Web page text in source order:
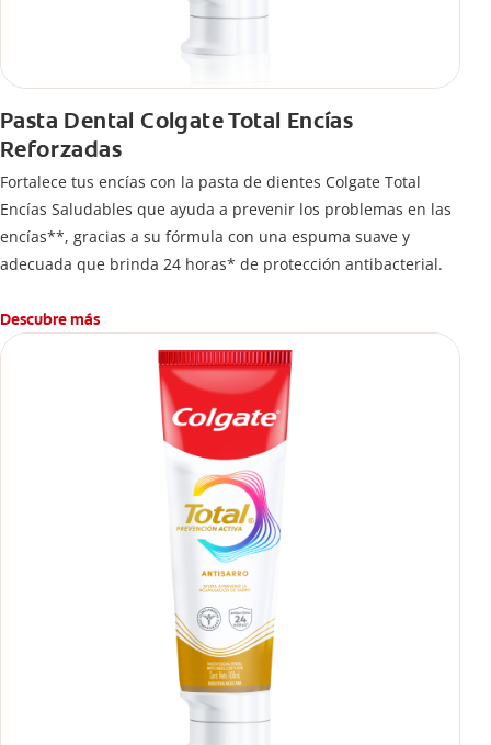
Pasta Dental Colgate Total Encías
Reforzadas
Fortalece tus encías con la pasta de dientes Colgate Total
Encías Saludables que ayuda a prevenir los problemas en las
encías**, gracias a su fórmula con una espuma suave y
adecuada que brinda 24 horas* de protección antibacterial.
Descubre más